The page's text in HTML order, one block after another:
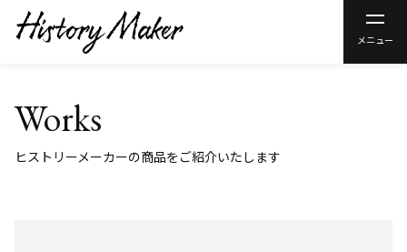
メニュー
Works
ヒストリーメーカーの商品をご紹介いたします